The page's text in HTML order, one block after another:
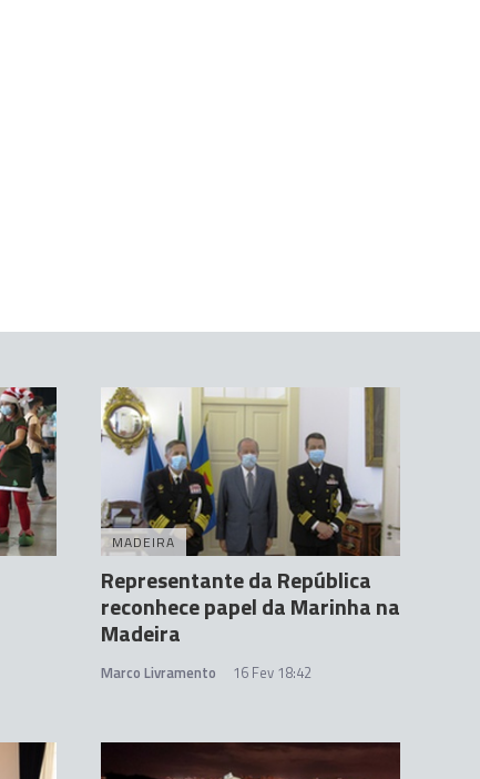
MADEIRA
Representante da República
reconhece papel da Marinha na
Madeira
Marco Livramento 16 Fev 18:42